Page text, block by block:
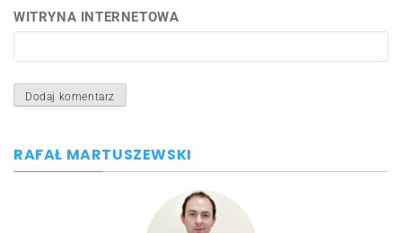
WITRYNA INTERNETOWA
RAFAŁ MARTUSZEWSKI